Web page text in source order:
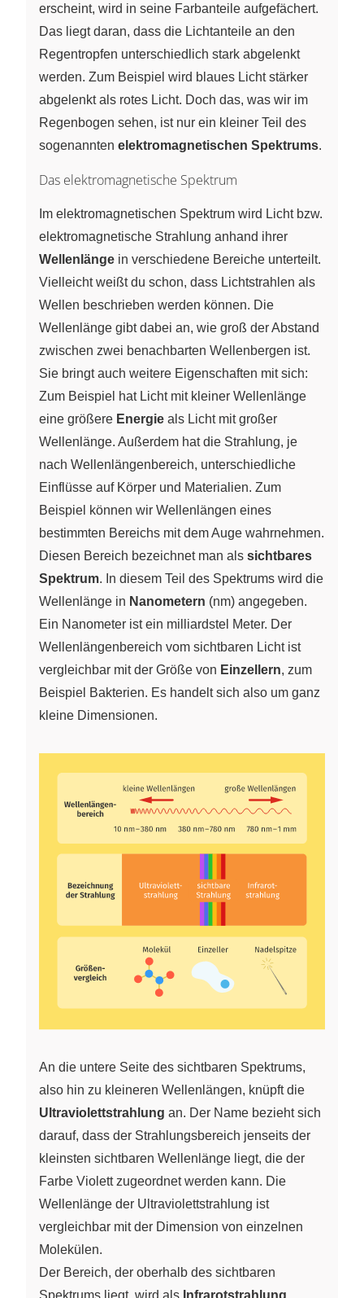
erscheint, wird in seine Farbanteile aufgefächert.
Das liegt daran, dass die Lichtanteile an den
Regentropfen unterschiedlich stark abgelenkt
werden. Zum Beispiel wird blaues Licht stärker
abgelenkt als rotes Licht. Doch das, was wir im
Regenbogen sehen, ist nur ein kleiner Teil des
sogenannten elektromagnetischen Spektrums.
Das elektromagnetische Spektrum
Im elektromagnetischen Spektrum wird Licht bzw.
elektromagnetische Strahlung anhand ihrer
Wellenlänge in verschiedene Bereiche unterteilt.
Vielleicht weißt du schon, dass Lichtstrahlen als
Wellen beschrieben werden können. Die
Wellenlänge gibt dabei an, wie groß der Abstand
zwischen zwei benachbarten Wellenbergen ist.
Sie bringt auch weitere Eigenschaften mit sich:
Zum Beispiel hat Licht mit kleiner Wellenlänge
eine größere Energie als Licht mit großer
Wellenlänge. Außerdem hat die Strahlung, je
nach Wellenlängenbereich, unterschiedliche
Einflüsse auf Körper und Materialien. Zum
Beispiel können wir Wellenlängen eines
bestimmten Bereichs mit dem Auge wahrnehmen.
Diesen Bereich bezeichnet man als sichtbares
Spektrum. In diesem Teil des Spektrums wird die
Wellenlänge in Nanometern (nm) angegeben.
Ein Nanometer ist ein milliardstel Meter. Der
Wellenlängenbereich vom sichtbaren Licht ist
vergleichbar mit der Größe von Einzellern, zum
Beispiel Bakterien. Es handelt sich also um ganz
kleine Dimensionen.
An die untere Seite des sichtbaren Spektrums,
also hin zu kleineren Wellenlängen, knüpft die
Ultraviolettstrahlung an. Der Name bezieht sich
darauf, dass der Strahlungsbereich jenseits der
kleinsten sichtbaren Wellenlänge liegt, die der
Farbe Violett zugeordnet werden kann. Die
Wellenlänge der Ultraviolettstrahlung ist
vergleichbar mit der Dimension von einzelnen
Molekülen.
Der Bereich, der oberhalb des sichtbaren